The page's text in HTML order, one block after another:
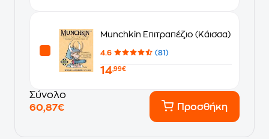
Munchkin Επιτραπέζιο (Κάισσα)
4.6 (81)
14,99€
Σύνολο
60,87€
Προσθήκη